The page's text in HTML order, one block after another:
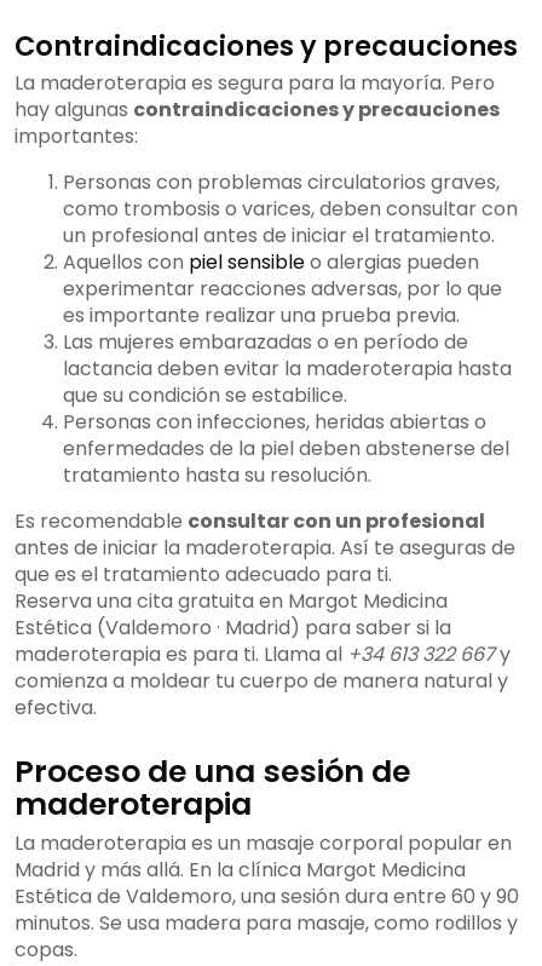
Contraindicaciones y precauciones
La maderoterapia es segura para la mayoría. Pero
hay algunas contraindicaciones y precauciones
importantes:
Personas con problemas circulatorios graves,
como trombosis o varices, deben consultar con
un profesional antes de iniciar el tratamiento.
Aquellos con piel sensibleo alergias pueden
experimentar reacciones adversas, por lo que
es importante realizar una prueba previa.
Las mujeres embarazadas o en período de
lactancia deben evitar la maderoterapia hasta
que su condición se estabilice.
Personas con infecciones, heridas abiertas o
enfermedades de la piel deben abstenerse del
tratamiento hasta su resolución.
Es recomendable consultar con un profesional
antes de iniciar la maderoterapia. Así te aseguras de
que es el tratamiento adecuado para ti.
Reserva una cita gratuita en Margot Medicina
Estética (Valdemoro · Madrid) para saber si la
maderoterapia es para ti. Llama al +34 613 322 667y
comienza a moldear tu cuerpo de manera natural y
efectiva.
Proceso de una sesión de
maderoterapia
La maderoterapia es un masaje corporal popular en
Madrid y más allá. En la clínica Margot Medicina
Estética de Valdemoro, una sesión dura entre 60 y 90
minutos. Se usa madera para masaje, como rodillos y
copas.